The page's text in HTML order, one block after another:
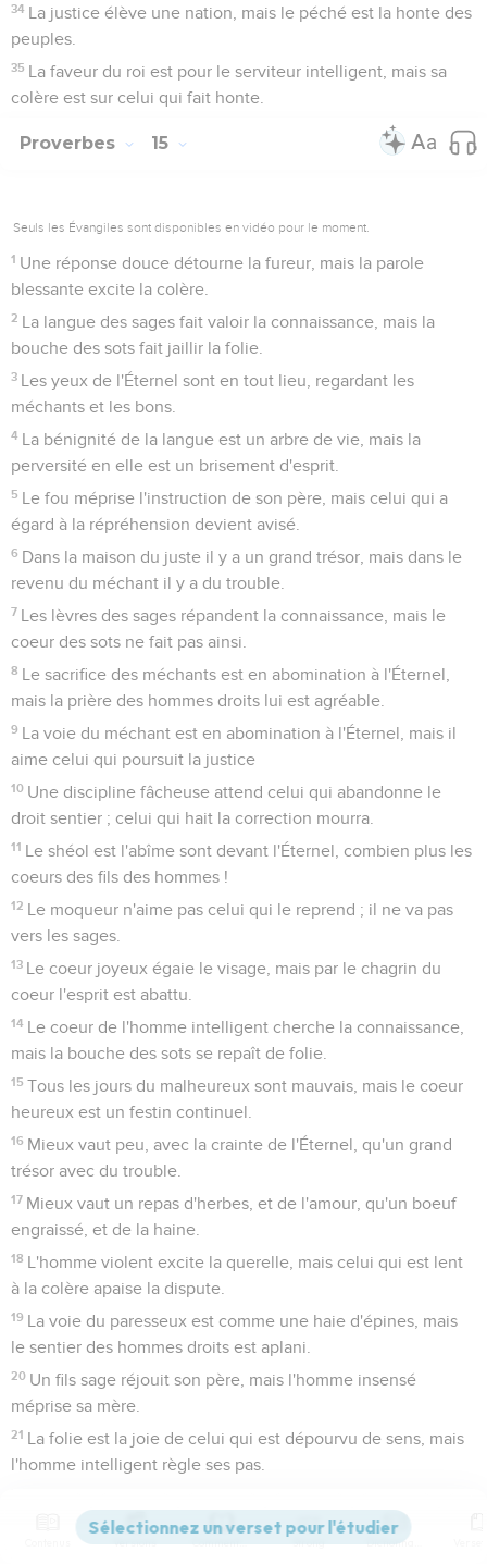
34 La justice élève une nation, mais le péché est la honte des
peuples.
35 La faveur du roi est pour le serviteur intelligent, mais sa
colère est sur celui qui fait honte.
Proverbes 15
Seuls les Évangiles sont disponibles en vidéo pour le moment.
1 Une réponse douce détourne la fureur, mais la parole
blessante excite la colère.
2 La langue des sages fait valoir la connaissance, mais la
bouche des sots fait jaillir la folie.
3 Les yeux de l'Éternel sont en tout lieu, regardant les
méchants et les bons.
4 La bénignité de la langue est un arbre de vie, mais la
perversité en elle est un brisement d'esprit.
5 Le fou méprise l'instruction de son père, mais celui qui a
égard à la répréhension devient avisé.
6 Dans la maison du juste il y a un grand trésor, mais dans le
revenu du méchant il y a du trouble.
7 Les lèvres des sages répandent la connaissance, mais le
coeur des sots ne fait pas ainsi.
8 Le sacrifice des méchants est en abomination à l'Éternel,
mais la prière des hommes droits lui est agréable.
9 La voie du méchant est en abomination à l'Éternel, mais il
aime celui qui poursuit la justice
10 Une discipline fâcheuse attend celui qui abandonne le
droit sentier ; celui qui hait la correction mourra.
11 Le shéol est l'abîme sont devant l'Éternel, combien plus les
coeurs des fils des hommes !
12 Le moqueur n'aime pas celui qui le reprend ; il ne va pas
vers les sages.
13 Le coeur joyeux égaie le visage, mais par le chagrin du
coeur l'esprit est abattu.
14 Le coeur de l'homme intelligent cherche la connaissance,
mais la bouche des sots se repaît de folie.
15 Tous les jours du malheureux sont mauvais, mais le coeur
heureux est un festin continuel.
16 Mieux vaut peu, avec la crainte de l'Éternel, qu'un grand
trésor avec du trouble.
17 Mieux vaut un repas d'herbes, et de l'amour, qu'un boeuf
engraissé, et de la haine.
18 L'homme violent excite la querelle, mais celui qui est lent
à la colère apaise la dispute.
19 La voie du paresseux est comme une haie d'épines, mais
le sentier des hommes droits est aplani.
20 Un fils sage réjouit son père, mais l'homme insensé
méprise sa mère.
21 La folie est la joie de celui qui est dépourvu de sens, mais
l'homme intelligent règle ses pas.
par la multitude des conseillers, ils réussissent.
Versions Commentaires Strong